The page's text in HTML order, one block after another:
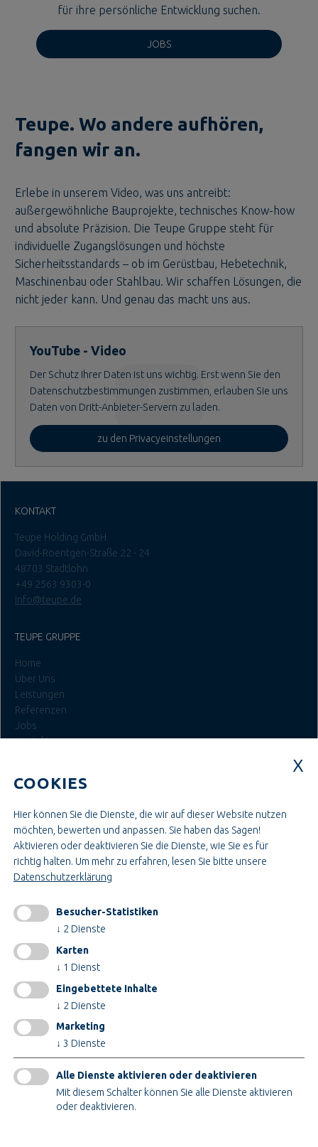
für ihre persönliche Entwicklung suchen.
JOBS
Teupe. Wo andere aufhören,
fangen wir an.
Erlebe in unserem Video, was uns antreibt:
außergewöhnliche Bauprojekte, technisches Know-how
und absolute Präzision. Die Teupe Gruppe steht für
individuelle Zugangslösungen und höchste
Sicherheitsstandards – ob im Gerüstbau, Hebetechnik,
Maschinenbau oder Stahlbau. Wir schaffen Lösungen, die
nicht jeder kann. Und genau das macht uns aus.
YouTube - Video
Der Schutz Ihrer Daten ist uns wichtig. Erst wenn Sie den
Datenschutzbestimmungen zustimmen, erlauben Sie uns
Daten von Dritt-Anbieter-Servern zu laden.
zu den Privacyeinstellungen
KONTAKT
Teupe Holding GmbH
David-Roentgen-Straße 22 - 24
48703 Stadtlohn
+49 2563 9303-0
info@teupe.de
TEUPE GRUPPE
Home
Über Uns
Leistungen
Referenzen
Jobs
Kontakt
Ausbildung & Studium
Bau- & Projektleitung
Administration & Verwaltung
Handwerk & Montage
Konstruktion & Technik
INFORMATIONEN
Impressum
AGB
Datenschutz
Cookieeinstellungen ändern
ZERTIFIKATE
COOKIES
Hier können Sie die Dienste, die wir auf dieser Website nutzen
möchten, bewerten und anpassen. Sie haben das Sagen!
Aktivieren oder deaktivieren Sie die Dienste, wie Sie es für
richtig halten. Um mehr zu erfahren, lesen Sie bitte unsere
Datenschutzerklärung
Besucher-Statistiken
↓ 2 Dienste
Karten
↓ 1 Dienst
Eingebettete Inhalte
↓ 2 Dienste
Marketing
↓ 3 Dienste
Alle Dienste aktivieren oder deaktivieren
Mit diesem Schalter können Sie alle Dienste aktivieren
oder deaktivieren.